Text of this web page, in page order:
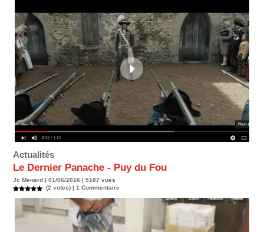
Actualités
Le Dernier Panache - Puy du Fou
Jc Menard | 01/06/2016 | 5187 vues
(2 votes) | 1 Commentaire